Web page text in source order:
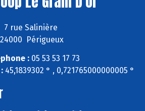
7 rue Salinière
24000 Périgueux
:05 53 53 17 73
45,1839302 ° , 0,721765000000005 °